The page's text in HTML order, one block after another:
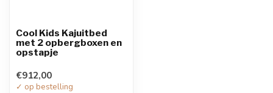
Cool Kids Kajuitbed
met 2 opbergboxen en
opstapje
€912,00
✓ op bestelling